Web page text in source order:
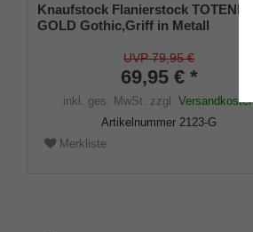
Knaufstock Flanierstock
GOLD Gothic,Griff in Metall
goldfarben,Stock massiv
schwarz gebeizt und seidenmatt
UVP 79,95 €
69,95 € *
inkl. ges. MwSt. zzgl.
Artikelnummer2123-G
Merkliste